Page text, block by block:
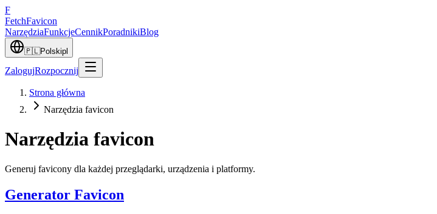
F
FetchFavicon
NarzędziaFunkcjeCennikPoradnikiBlog
🇵🇱Polskipl
ZalogujRozpocznij
Strona główna
Narzędzia favicon
Narzędzia favicon
Generuj favicony dla każdej przeglądarki, urządzenia i platformy.
Generator Favicon